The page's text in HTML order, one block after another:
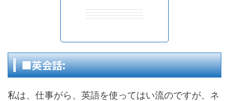
■英会話:
私は、仕事がら、英語を使ってはい流のですが、ネ